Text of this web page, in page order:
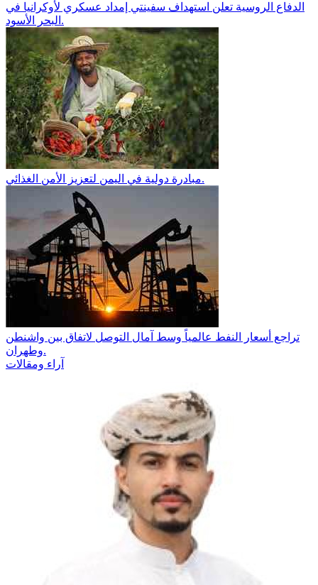
الدفاع الروسية تعلن استهداف سفينتي إمداد عسكري لأوكرانيا في
البحر الأسود.
مبادرة دولية في اليمن لتعزيز الأمن الغذائي.
تراجع أسعار النفط عالمياً وسط آمال التوصل لاتفاق بين واشنطن
وطهران.
آراء ومقالات